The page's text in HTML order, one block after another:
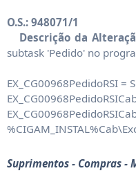
O.S.: 948071/1
Descrição da
subtask 'Pedido' no
EX_CG00968PedidoRSI = S
Suprimentos - Compras -